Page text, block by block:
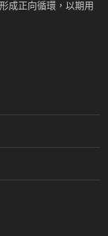
成正向循環，以期用